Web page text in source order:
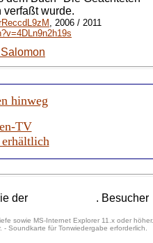
verfaßt wurde.
, 2006 / 2011
hinweg
TV
der . Besucher
sowie MS-Internet Explorer 11.x oder höher.
Soundkarte für Tonwiedergabe erforderlich.